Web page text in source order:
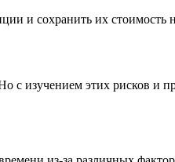
и сохранить их стоимость
изучением этих рисков и